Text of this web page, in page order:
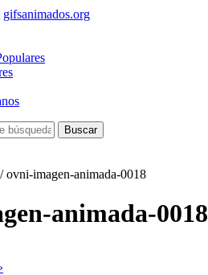
gifsanimados.org
Buscar
/ ovni-imagen-animada-0018
animada-0018